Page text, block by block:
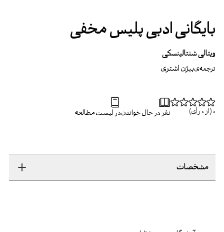
بایگانی ادبی پلیس مخفی
ویتالی شنتالینسکی
ترجمه‌یبیژن اشتری
0 (از 0 رأی) نفر در حال خواندندر لیست مطالعه
مشخصات